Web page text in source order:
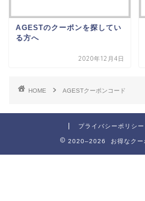
AGESTのクーポンを探してい
る方へ
2020年12月4日
HOME AGESTクーポンコード
プライバシーポリシー
2020–2026 お得なクー